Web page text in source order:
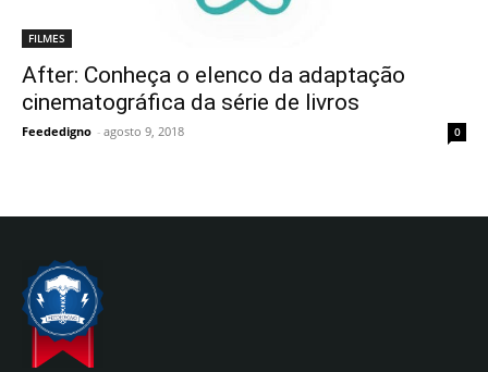
FILMES
After: Conheça o elenco da adaptação
cinematográfica da série de livros
Feededigno - agosto 9, 2018 0